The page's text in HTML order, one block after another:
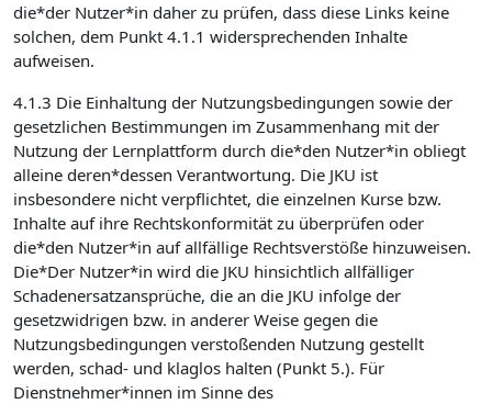
die*der Nutzer*in daher zu prüfen, dass diese Links keine
solchen, dem Punkt 4.1.1 widersprechenden Inhalte
aufweisen.
4.1.3 Die Einhaltung der Nutzungsbedingungen sowie der
gesetzlichen Bestimmungen im Zusammenhang mit der
Nutzung der Lernplattform durch die*den Nutzer*in obliegt
alleine deren*dessen Verantwortung. Die JKU ist
insbesondere nicht verpflichtet, die einzelnen Kurse bzw.
Inhalte auf ihre Rechtskonformität zu überprüfen oder
die*den Nutzer*in auf allfällige Rechtsverstöße hinzuweisen.
Die*Der Nutzer*in wird die JKU hinsichtlich allfälliger
Schadenersatzansprüche, die an die JKU infolge der
gesetzwidrigen bzw. in anderer Weise gegen die
Nutzungsbedingungen verstoßenden Nutzung gestellt
werden, schad- und klaglos halten (Punkt 5.). Für
Dienstnehmer*innen im Sinne des